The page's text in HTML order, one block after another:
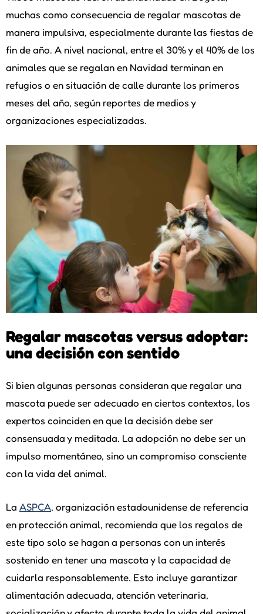
muchas como consecuencia de regalar mascotas de
manera impulsiva, especialmente durante las fiestas de
fin de año. A nivel nacional, entre el 30% y el 40% de los
animales que se regalan en Navidad terminan en
refugios o en situación de calle durante los primeros
meses del año, según reportes de medios y
organizaciones especializadas.
Regalar mascotas versus adoptar:
una decisión con sentido
Si bien algunas personas consideran que regalar una
mascota puede ser adecuado en ciertos contextos, los
expertos coinciden en que la decisión debe ser
consensuada y meditada. La adopción no debe ser un
impulso momentáneo, sino un compromiso consciente
con la vida del animal.
La ASPCA, organización estadounidense de referencia
en protección animal, recomienda que los regalos de
este tipo solo se hagan a personas con un interés
sostenido en tener una mascota y la capacidad de
cuidarla responsablemente. Esto incluye garantizar
alimentación adecuada, atención veterinaria,